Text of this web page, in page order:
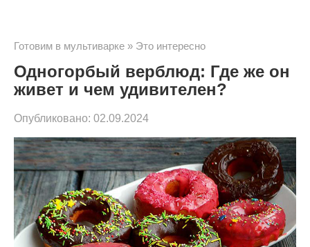
Готовим в мультиварке » Это интересно
Одногорбый верблюд: Где же он
живет и чем удивителен?
Опубликовано: 02.09.2024